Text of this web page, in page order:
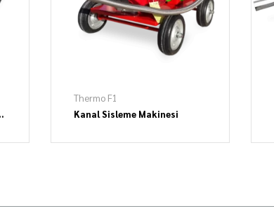
Thermo F1
Kanal Sisleme Makinesi